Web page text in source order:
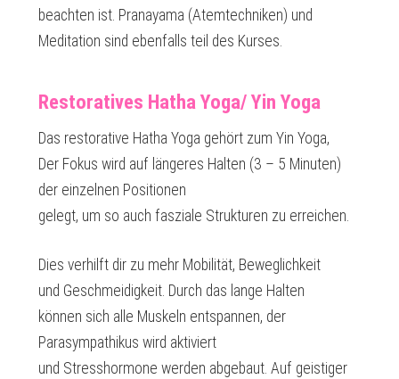
beachten ist. Pranayama (Atemtechniken) und
Meditation sind ebenfalls teil des Kurses.
Restoratives Hatha Yoga/ Yin Yoga
Das restorative Hatha Yoga gehört zum Yin Yoga,
Der Fokus wird auf längeres Halten (3 – 5 Minuten)
der einzelnen Positionen
gelegt, um so auch fasziale Strukturen zu erreichen.
Dies verhilft dir zu mehr Mobilität, Beweglichkeit
und Geschmeidigkeit. Durch das lange Halten
können sich alle Muskeln entspannen, der
Parasympathikus wird aktiviert
und Stresshormone werden abgebaut. Auf geistiger